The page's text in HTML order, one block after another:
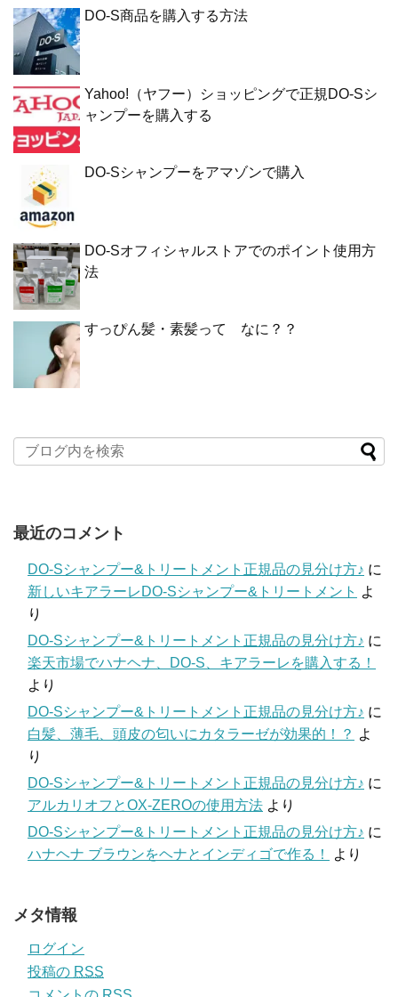
DO-S商品を購入する方法
Yahoo!（ヤフー）ショッピングで正規DO-Sシ
ャンプーを購入する
DO-Sシャンプーをアマゾンで購入
DO-Sオフィシャルストアでのポイント使用方
法
すっぴん髪・素髪って なに？？
最近のコメント
DO-Sシャンプー&トリートメント正規品の見分け方♪ に
新しいキアラーレDO-Sシャンプー&トリートメント よ
り
DO-Sシャンプー&トリートメント正規品の見分け方♪ に
楽天市場でハナヘナ、DO-S、キアラーレを購入する！
より
DO-Sシャンプー&トリートメント正規品の見分け方♪ に
白髪、薄毛、頭皮の匂いにカタラーゼが効果的！？ よ
り
DO-Sシャンプー&トリートメント正規品の見分け方♪ に
アルカリオフとOX-ZEROの使用方法 より
DO-Sシャンプー&トリートメント正規品の見分け方♪ に
ハナヘナ ブラウンをヘナとインディゴで作る！
より
メタ情報
ログイン
投稿の RSS